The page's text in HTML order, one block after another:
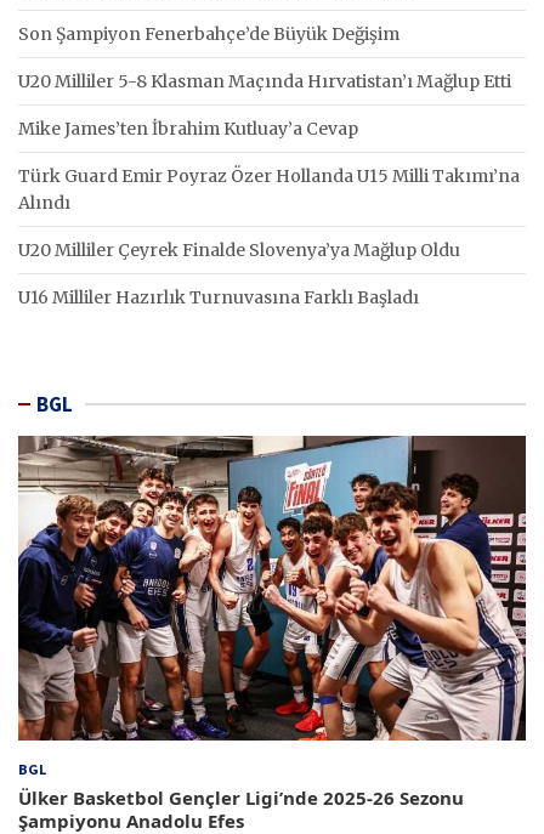
Son Şampiyon Fenerbahçe’de Büyük Değişim
U20 Milliler 5-8 Klasman Maçında Hırvatistan’ı Mağlup Etti
Mike James’ten İbrahim Kutluay’a Cevap
Türk Guard Emir Poyraz Özer Hollanda U15 Milli Takımı’na
Alındı
U20 Milliler Çeyrek Finalde Slovenya’ya Mağlup Oldu
U16 Milliler Hazırlık Turnuvasına Farklı Başladı
BGL
BGL
Ülker Basketbol Gençler Ligi’nde 2025-26 Sezonu
Şampiyonu Anadolu Efes